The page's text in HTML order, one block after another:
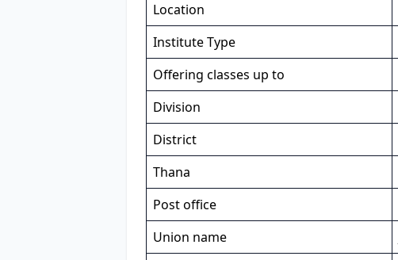
Location
Institute Type
Offering classes up to
Division
District
Thana
Post office
Union name